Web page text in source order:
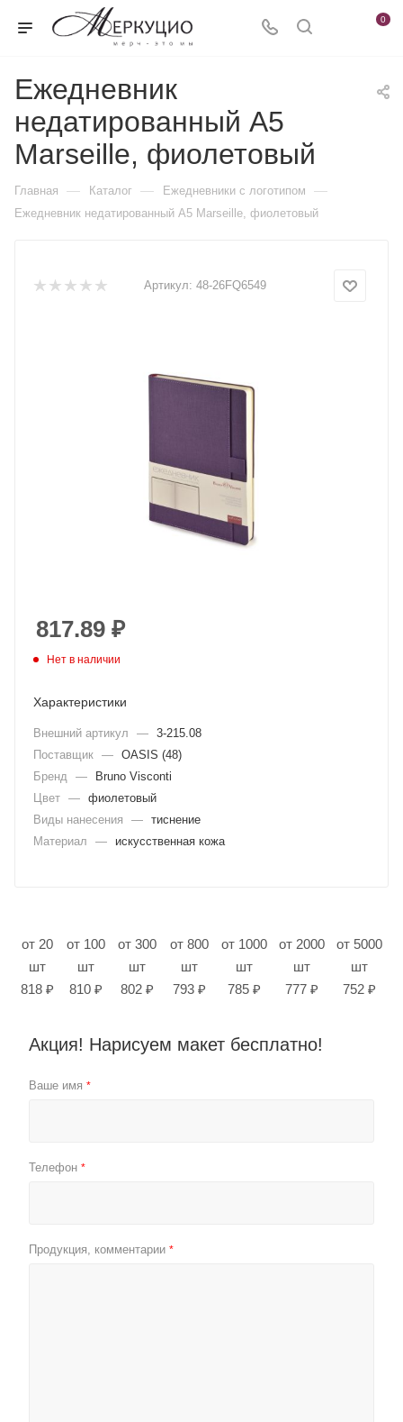
0
Ежедневник
недатированный А5
Marseille, фиолетовый
Главная — Каталог — Ежедневники c логотипом —
Ежедневник недатированный А5 Marseille, фиолетовый
Артикул: 48-26FQ6549
817.89 ₽
Нет в наличии
Характеристики
Внешний артикул — 3-215.08
Поставщик — OASIS (48)
Бренд
—
Bruno Visconti
Цвет — фиолетовый
Виды нанесения
— тиснение
Материал
— искусственная кожа
от 20
шт
818 ₽
от 100
шт
810 ₽
от 300
шт
802 ₽
от 800
шт
793 ₽
от 1000
шт
785 ₽
от 2000
шт
777 ₽
от 5000
шт
752 ₽
Акция! Нарисуем макет бесплатно!
Ваше имя *
Телефон *
Продукция, комментарии *